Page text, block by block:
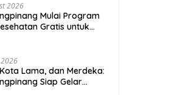
2026
Mulai Program
Gratis untuk
Lama, dan Merdeka:
Siap Gelar